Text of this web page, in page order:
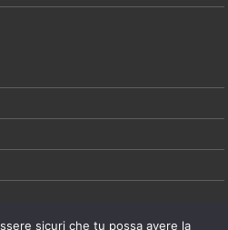
sicuri che tu possa avere la